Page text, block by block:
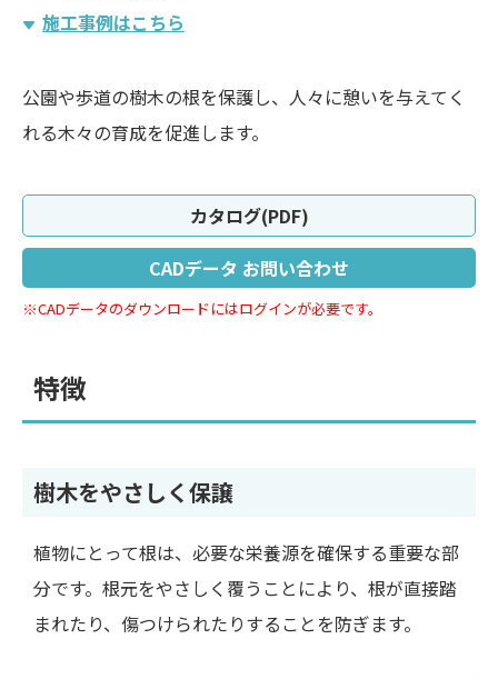
施工事例はこちら
公園や歩道の樹木の根を保護し、人々に憩いを与えてく
れる木々の育成を促進します。
カタログ(PDF)
CADデータ お問い合わせ
※CADデータのダウンロードにはログインが必要です。
特徴
樹木をやさしく保譲
植物にとって根は、必要な栄養源を確保する重要な部
分です。根元をやさしく覆うことにより、根が直接踏
まれたり、傷つけられたりすることを防ぎます。